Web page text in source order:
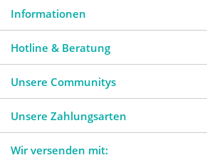
Informationen
Hotline & Beratung
Unsere Communitys
Unsere Zahlungsarten
Wir versenden mit: